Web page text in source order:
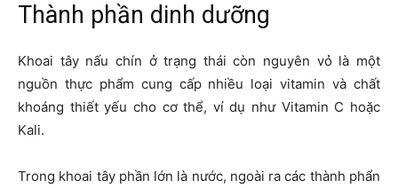
Thành phần dinh dưỡng
Khoai tây nấu chín ở trạng thái còn nguyên vỏ là một
nguồn thực phẩm cung cấp nhiều loại vitamin và chất
khoáng thiết yếu cho cơ thể, ví dụ như Vitamin C hoặc
Kali.
Trong khoai tây phần lớn là nước, ngoài ra các thành phẩn